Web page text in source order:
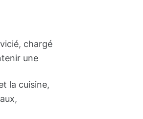
chargé
une
la cuisine,